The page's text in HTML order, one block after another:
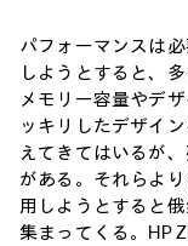
パフォーマンスは
しようとすると、
メモリー容量やデ
ッキリしたデザイ
えてきてはいるが
がある。それらよ
用しようとすると
集まってくる。HP